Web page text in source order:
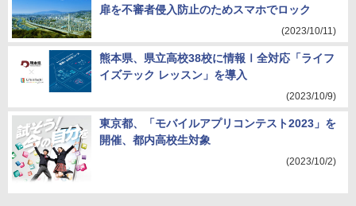
扉を不審者侵入防止のためスマホでロック
(2023/10/11)
熊本県、県立高校38校に情報Ⅰ全対応「ライフ
イズテック レッスン」を導入
(2023/10/9)
東京都、「モバイルアプリコンテスト2023」を
開催、都内高校生対象
(2023/10/2)